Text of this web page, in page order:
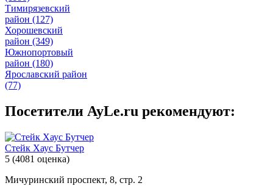
Тимирязевский
район (127)
Хорошевский
район (349)
Южнопортовый
район (180)
Ярославский район
(77)
Посетители AyLe.ru рекомендуют:
Стейк Хаус Бутчер
5 (4081 оценка)
Мичуринский проспект, 8, стр. 2